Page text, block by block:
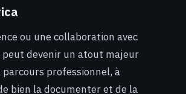
ou une collaboration avec
peut devenir un atout majeur
professionnel, à
bien la documenter et de la